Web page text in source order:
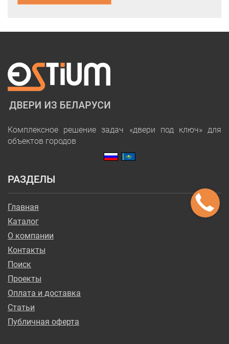
Комплексное решение задач «двери под ключ» для
объектов городов
РАЗДЕЛЫ
Главная
Каталог
О компании
Контакты
Поиск
Проекты
Оплата и доставка
Статьи
Публичная оферта